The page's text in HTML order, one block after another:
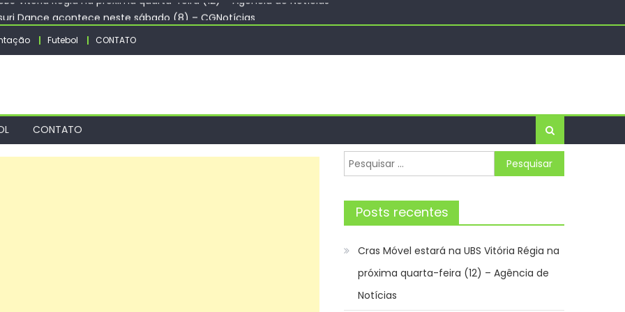
Dance acontece neste sábado (8) – CGNotícias
Nova Lima nesta sexta-feira – CGNotícias
concerto nesta sexta-feira com obras de Mozart e Haydn
Vitória Régia na próxima quarta-feira (12) – Agência de Notícias
Futebol CONTATO
CONTATO
Pesquisar
por:
Posts recentes
Cras Móvel estará na UBS Vitória Régia na
próxima quarta-feira (12) – Agência de
Notícias